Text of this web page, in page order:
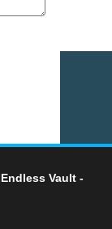
Vault -